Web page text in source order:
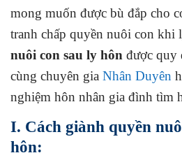
mong muốn được bù đắp cho
tranh chấp quyền nuôi con khi
nuôi con sau ly hôn được quy
cùng chuyên gia Nhân Duyên
nghiệm hôn nhân gia đình tìm
I. Cách giành quyền
hôn: